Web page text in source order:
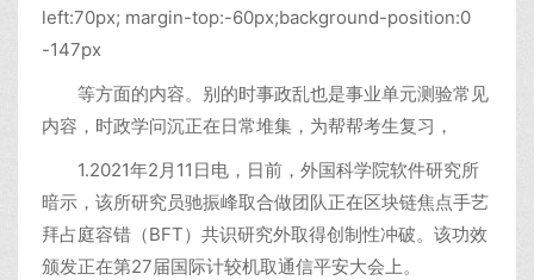
left:70px; margin-top:-60px;background-position:0
-147px
等方面的内容。别的时事政乱也是事业单元测验常见
内容，时政学问沉正在日常堆集，为帮帮考生复习，
1.2021年2月11日电，日前，外国科学院软件研究所
暗示，该所研究员驰振峰取合做团队正在区块链焦点手艺
拜占庭容错（BFT）共识研究外取得创制性冲破。该功效
颁发正在第27届国际计较机取通信平安大会上。